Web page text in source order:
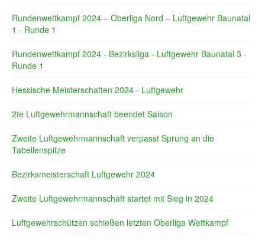
Rundenwettkampf 2024 – Oberliga Nord – Luftgewehr Baunatal
1 - Runde 1
Rundenwettkampf 2024 - Bezirksliga - Luftgewehr Baunatal 3 -
Runde 1
Hessische Meisterschaften 2024 - Luftgewehr
2te Luftgewehrmannschaft beendet Saison
Zweite Luftgewehrmannschaft verpasst Sprung an die
Tabellenspitze
Bezirksmeisterschaft Luftgewehr 2024
Zweite Luftgewehrmannschaft startet mit Sieg in 2024
Luftgewehrschützen schießen letzten Oberliga Wettkampf